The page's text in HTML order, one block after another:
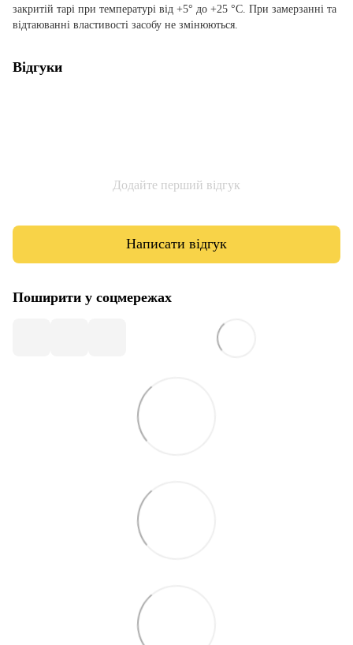
закритій тарі при температурі від +5° до +25 °С. При замерзанні та
відтаюванні властивості засобу не змінюються.
Відгуки
Додайте перший відгук
Написати відгук
Поширити у соцмережах